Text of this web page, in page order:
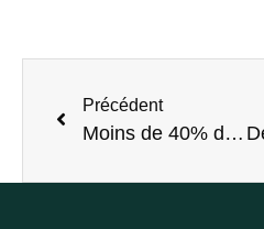
Précédent
Moins de 40% des sociétés ont modifié leurs statuts (E. Huet – L’Avenir, 26 septembre 2023)